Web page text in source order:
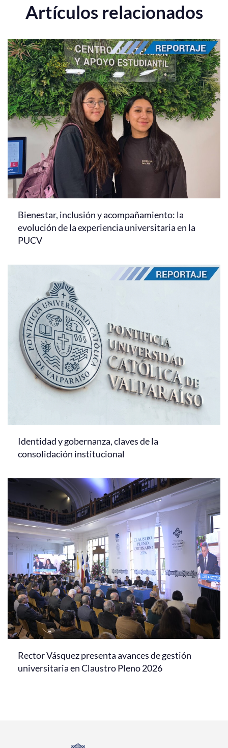
Artículos relacionados
Bienestar, inclusión y acompañamiento: la
evolución de la experiencia universitaria en la
PUCV
Identidad y gobernanza, claves de la
consolidación institucional
Rector Vásquez presenta avances de gestión
universitaria en Claustro Pleno 2026